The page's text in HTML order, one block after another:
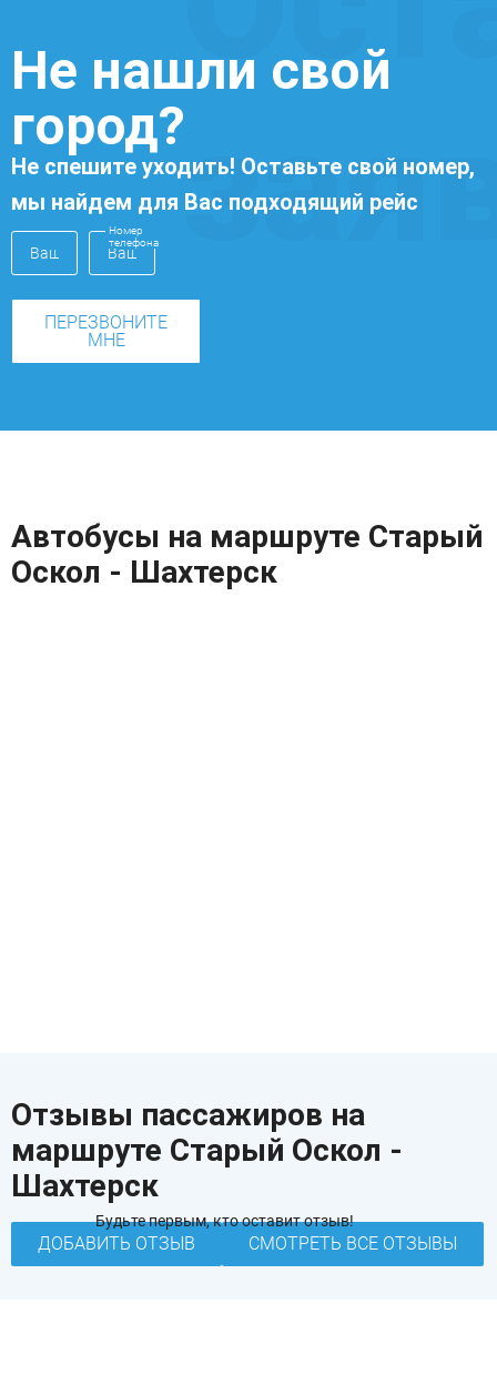
Не нашли свой
город?
Не спешите уходить! Оставьте свой номер,
мы найдем для Вас подходящий рейс
Номер
телефона
ПЕРЕЗВОНИТЕ
МНЕ
Автобусы на маршруте Старый
Оскол - Шахтерск
Отзывы пассажиров на
маршруте Старый Оскол -
Шахтерск
Будьте первым, кто оставит отзыв!
ДОБАВИТЬ ОТЗЫВ СМОТРЕТЬ ВСЕ ОТЗЫВЫ